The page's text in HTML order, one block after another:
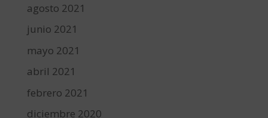
agosto 2021
junio 2021
mayo 2021
abril 2021
febrero 2021
diciembre 2020